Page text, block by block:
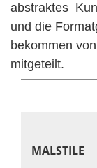
abstraktes
und die
bekommen
mitgeteilt.
MALSTILE
MALSTILE